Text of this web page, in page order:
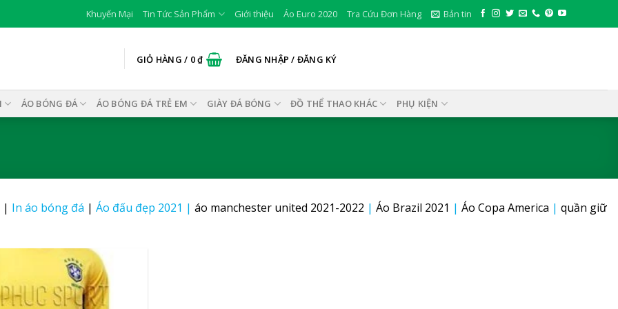
Khuyến Mại Tin Tức Sản Phẩm Giới thiệu Áo Euro 2020 Tra Cứu Đơn Hàng Bản tin
GIỎ HÀNG / 0₫ ĐĂNG NHẬP / ĐĂNG KÝ
ÁO BÓNG ĐÁ ÁO BÓNG ĐÁ TRẺ EM GIÀY ĐÁ BÓNG ĐỒ THỂ THAO KHÁC PHỤ KIỆN
| In áo bóng đá | Áo đấu đẹp 2021 | áo manchester united 2021-2022 | Áo Brazil 2021 | Áo Copa America | quần giữ